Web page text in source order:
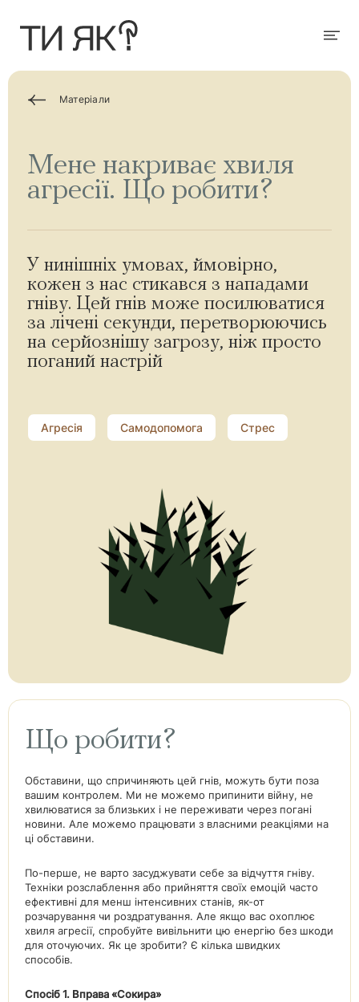
т
и
Матеріали
Мене накриває хвиля
агресії. Що робити?
У нинішніх умовах, ймовірно,
кожен з нас стикався з нападами
гніву. Цей гнів може посилюватися
за лічені секунди, перетворюючись
на серйознішу загрозу, ніж просто
поганий настрій
Агресія Самодопомога Стрес
Що робити?
Обставини, що спричиняють цей гнів, можуть бути поза
вашим контролем. Ми не можемо припинити війну, не
хвилюватися за близьких і не переживати через погані
новини. Але можемо працювати з власними реакціями на
ці обставини.
По-перше, не варто засуджувати себе за відчуття гніву.
Техніки розслаблення або прийняття своїх емоцій часто
ефективні для менш інтенсивних станів, як-от
розчарування чи роздратування. Але якщо вас охоплює
хвиля агресії, спробуйте вивільнити цю енергію без шкоди
для оточуючих. Як це зробити? Є кілька швидких
способів.
Спосіб 1. Вправа «Сокира»